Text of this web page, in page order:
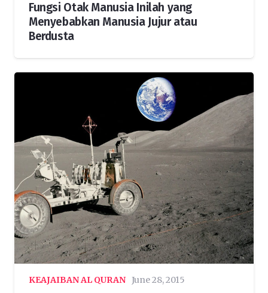
Fungsi Otak Manusia Inilah yang
Menyebabkan Manusia Jujur atau
Berdusta
KEAJAIBAN AL QURAN June 28, 2015